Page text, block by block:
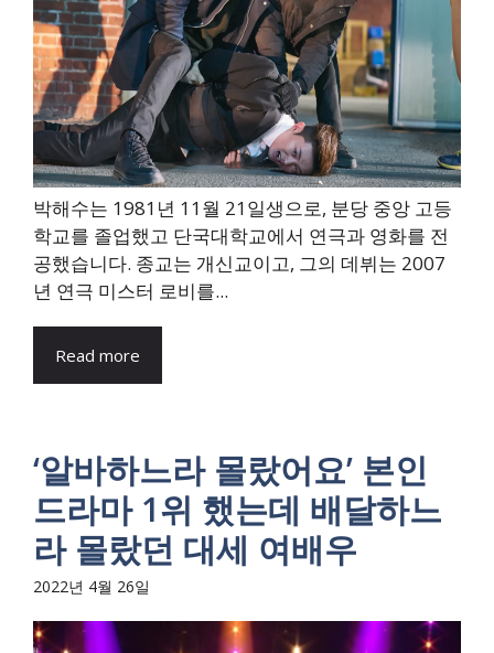
박해수는 1981년 11월 21일생으로, 분당 중앙 고등
학교를 졸업했고 단국대학교에서 연극과 영화를 전
공했습니다. 종교는 개신교이고, 그의 데뷔는 2007
년 연극 미스터 로비를...
Read more
‘알바하느라 몰랐어요’ 본인
드라마 1위 했는데 배달하느
라 몰랐던 대세 여배우
2022년 4월 26일